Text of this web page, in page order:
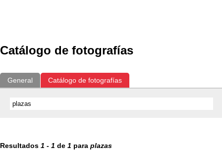
Catálogo de fotografías
General Catálogo de fotografías
Resultados 1 - 1 de 1 para plazas